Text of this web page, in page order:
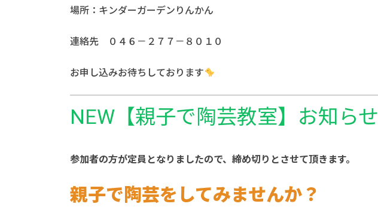
場所：キンダーガーデンりんかん
連絡先 ０４６－２７７－８０１０
お申し込みお待ちしております
NEW【親子で陶芸教室】お知らせ
参加者の方が定員となりましたので、締め切りとさせて頂きます。
親子で陶芸をしてみませんか？